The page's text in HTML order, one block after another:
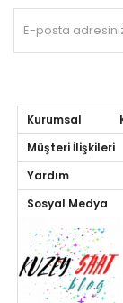
Kurumsal
Müşteri İlişkileri
Yardım
Sosyal Medya